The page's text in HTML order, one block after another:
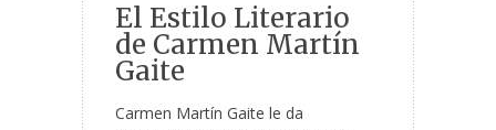
El Estilo Literario
de Carmen Martín
Gaite
Carmen Martín Gaite le da